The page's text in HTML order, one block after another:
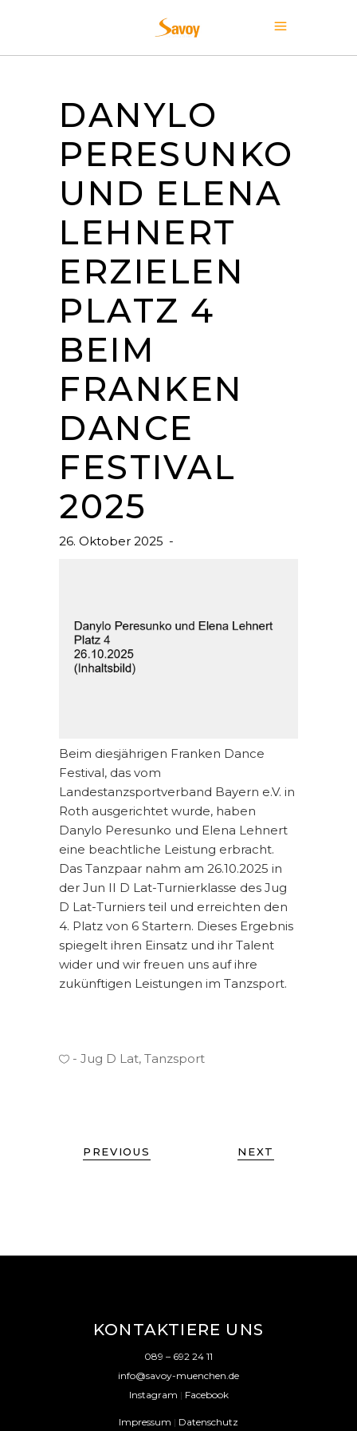
DANYLO
PERESUNKO
UND ELENA
LEHNERT
ERZIELEN
PLATZ 4
BEIM
FRANKEN
DANCE
FESTIVAL
2025
26. Oktober 2025
Beim diesjährigen Franken Dance
Festival, das vom
Landestanzsportverband Bayern e.V. in
Roth ausgerichtet wurde, haben
Danylo Peresunko und Elena Lehnert
eine beachtliche Leistung erbracht.
Das Tanzpaar nahm am 26.10.2025 in
der Jun II D Lat-Turnierklasse des Jug
D Lat-Turniers teil und erreichten den
4. Platz von 6 Startern. Dieses Ergebnis
spiegelt ihren Einsatz und ihr Talent
wider und wir freuen uns auf ihre
zukünftigen Leistungen im Tanzsport.
Jug D Lat, Tanzsport
PREVIOUS NEXT
KONTAKTIERE UNS
089 – 692 24 11
info@savoy-muenchen.de
Instagram | Facebook
Impressum | Datenschutz